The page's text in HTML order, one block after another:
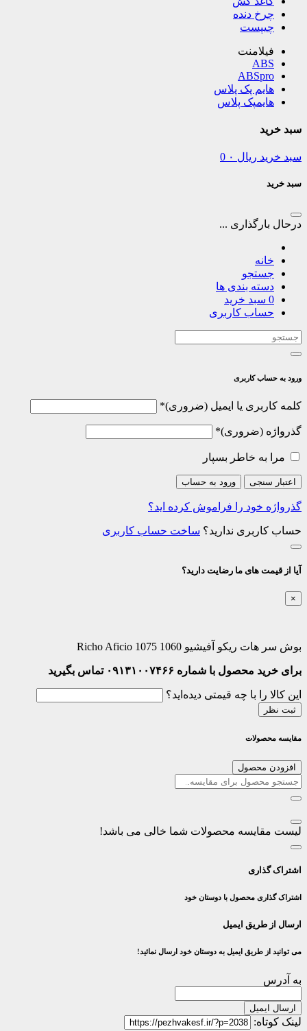
چرخ دنده
چیپست
فیلامنت
ABS
ABSpro
هایم پک پلاس
هایمپک پلاس
سبد خرید
سبد خرید ریال 0
سبد خرید
درحال بارگذاری ...
خانه
جستجو
دسته بندی ها
0 سبد خرید
حساب کاربری
ورود به حساب کاربری
کلمه کاربری یا ایمیل *
گذرواژه *
مرا به خاطر بسپار
اعتبار سنجی ورود به حساب
گذرواژه خود را فراموش کرده اید؟
حساب کاربری ندارید؟ ساخت حساب کاربری
آیا از قیمت های ما رضایت دارید؟
×
بوش سر هات ریکو آفیشیو 1060 1075 Richo Aficio
برای خرید محصول با شماره ۰۹۱۳۱۰۰۷۴۶۶ تماس بگیرید
این کالا را با چه قیمتی دیده‌اید؟
ثبت نظر
مقایسه محصولات
افزودن محصول
لیست مقایسه محصولات شما خالی می باشد!
اشتراک گذاری
اشتراک گذاری محصول با دوستان خود
ارسال از طریق ایمیل
می توانید از طریق ایمیل به دوستان خود ارسال نمائید!
به آدرس
ارسال ایمیل
لینک کوتاه: